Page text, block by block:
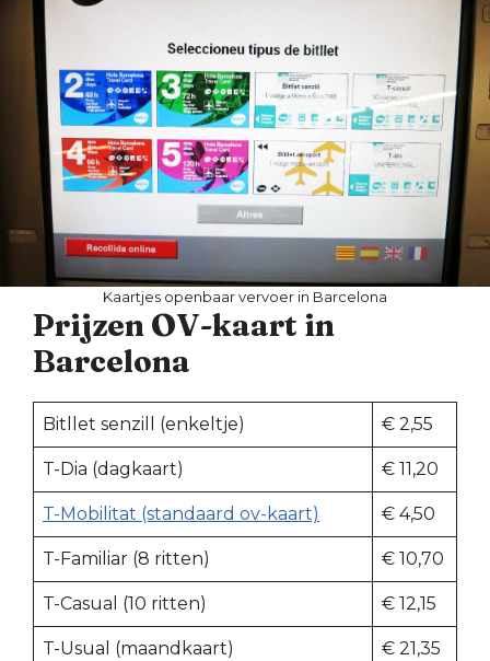
Kaartjes openbaar vervoer in Barcelona
Prijzen OV-kaart in
Barcelona
Bitllet senzill (enkeltje) € 2,55
T-Dia (dagkaart) € 11,20
T-Mobilitat (standaard ov-kaart) € 4,50
T-Familiar (8 ritten) € 10,70
T-Casual (10 ritten) € 12,15
T-Usual (maandkaart) € 21,35